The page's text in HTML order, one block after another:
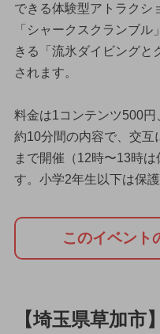
できる体験型アトラクシ
「シャークスクランブ
きる「流氷ダイビングと
されます。
料金は1コンテンツ500
約10分間の内容で、交互
まで開催（12時〜13時
す。小学2年生以下は保
このイベント
【埼玉県草加市